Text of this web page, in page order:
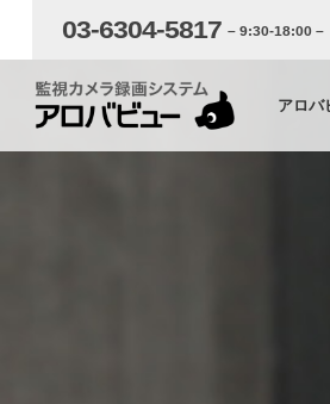
03-6304-5817 – 9:30-18:00 –
アロバ